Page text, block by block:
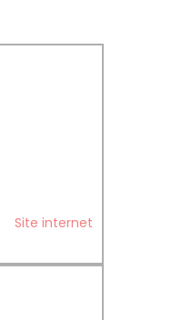
Site internet